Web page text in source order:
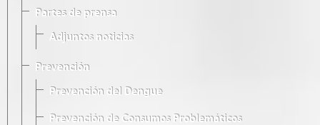
Partes de prensa
Adjuntos noticias
Prevención
Prevención del Dengue
Prevención de Consumos Problemáticos